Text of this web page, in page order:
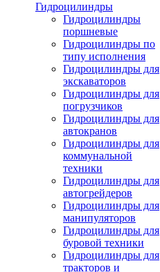
Гидроцилиндры
Гидроцилиндры
поршневые
Гидроцилиндры по
типу исполнения
Гидроцилиндры для
экскаваторов
Гидроцилиндры для
погрузчиков
Гидроцилиндры для
автокранов
Гидроцилиндры для
коммунальной
техники
Гидроцилиндры для
автогрейдеров
Гидроцилиндры для
манипуляторов
Гидроцилиндры для
буровой техники
Гидроцилиндры для
тракторов и